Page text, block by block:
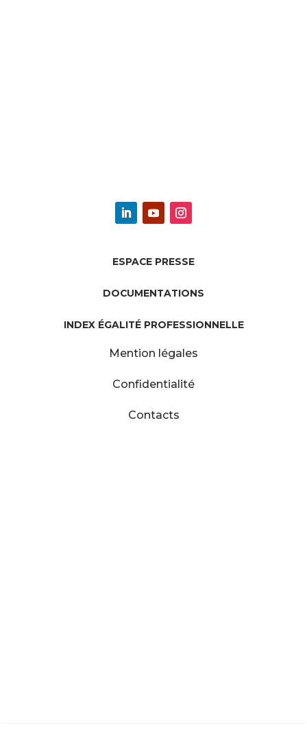
ESPACE PRESSE
DOCUMENTATIONS
INDEX ÉGALITÉ PROFESSIONNELLE
Mention légales
Confidentialité
Contacts